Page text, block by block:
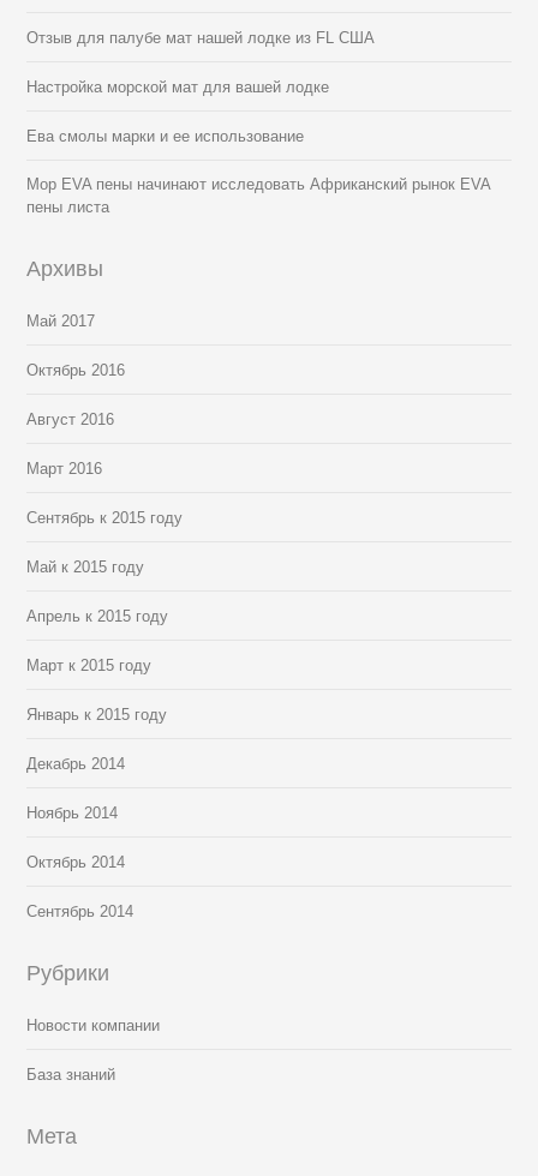
Отзыв для палубе мат нашей лодке из FL США
Настройка морской мат для вашей лодке
Ева смолы марки и ее использование
Мор EVA пены начинают исследовать Африканский рынок EVA
пены листа
Архивы
Май 2017
Октябрь 2016
Август 2016
Март 2016
Сентябрь к 2015 году
Май к 2015 году
Апрель к 2015 году
Март к 2015 году
Январь к 2015 году
Декабрь 2014
Ноябрь 2014
Октябрь 2014
Сентябрь 2014
Рубрики
Новости компании
База знаний
Мета